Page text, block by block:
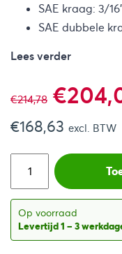
SAE kraag: 3/
SAE dubbele
Lees verder
€214,78
prijs
was:
€214,78.
€
€168,63 excl. BTW
Op voorraad
Levertijd 1 – 3